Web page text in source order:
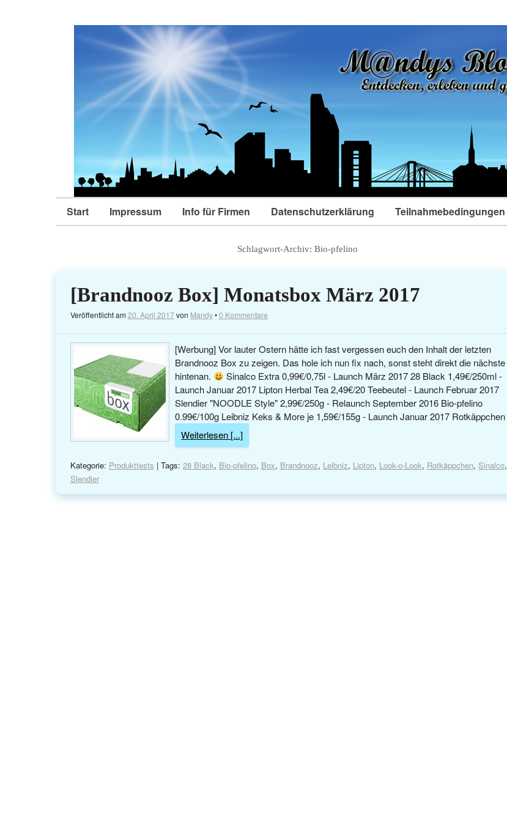
Start Impressum Info für Firmen Datenschutzerklärung Teilnahmebedingungen
Schlagwort-Archiv: Bio-pfelino
[Brandnooz Box] Monatsbox März 2017
Veröffentlicht am20. April 2017von Mandy•0 Kommentare
[Werbung] Vor lauter Ostern hätte ich fast vergessen euch den Inhalt der letzten
Brandnooz Box zu zeigen. Das hole ich nun fix nach, sonst steht direkt die nächste
hintenan.
Sinalco Extra 0,99€/0,75l - Launch März 2017 28 Black 1,49€/250ml -
Launch Januar 2017 Lipton Herbal Tea 2,49€/20 Teebeutel - Launch Februar 2017
Slendier "NOODLE Style" 2,99€/250g - Relaunch September 2016 Bio-pfelino
0.99€/100g Leibniz Keks & More je 1,59€/155g - Launch Januar 2017 Rotkäppchen
Weiterlesen [...]
Kategorie: Produkttests | Tags: 28 Black, Bio-pfelino, Box, Brandnooz, Leibniz, Lipton, Look-o-Look, Rotkäppchen, Sinalco,
Slendier